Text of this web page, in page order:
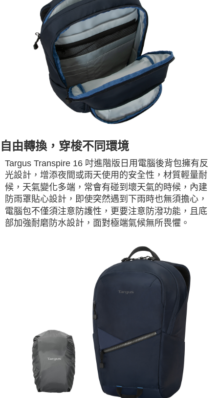
自由轉換，穿梭不同環境
Targus Transpire 16 吋進階版日用電腦後背包擁有反
光設計，增添夜間或雨天使用的安全性，材質輕量耐
候，天氣變化多端，常會有碰到壞天氣的時候，內建
防雨罩貼心設計，即使突然遇到下雨時也無須擔心，
電腦包不僅須注意防護性，更要注意防潑功能，且底
部加強耐磨防水設計，面對極端氣候無所畏懼。